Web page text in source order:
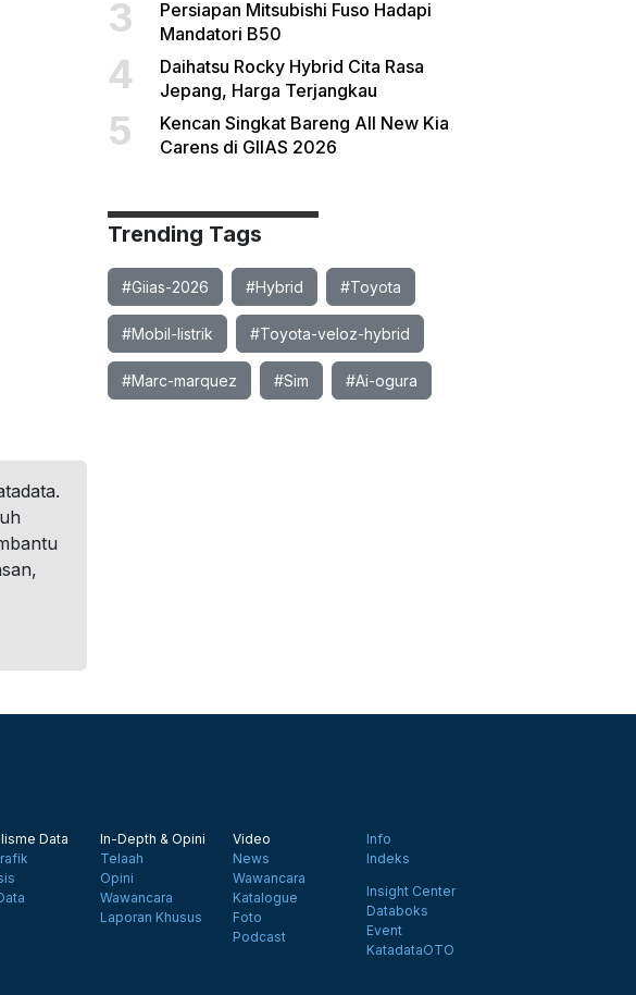
3
Persiapan Mitsubishi Fuso Hadapi
Mandatori B50
4
Daihatsu Rocky Hybrid Cita Rasa
Jepang, Harga Terjangkau
5
Kencan Singkat Bareng All New Kia
Carens di GIIAS 2026
Trending Tags
#Giias-2026 #Hybrid #Toyota
#Mobil-listrik #Toyota-veloz-hybrid
#Marc-marquez #Sim #Ai-ogura
Data
In-Depth & Opini
Telaah
Opini
Wawancara
Laporan Khusus
Video
News
Wawancara
Katalogue
Foto
Podcast
Info
Indeks
Insight Center
Databoks
Event
KatadataOTO